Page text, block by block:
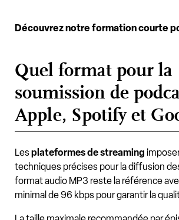
Découvrez notre formation courte
Quel format pour la
soumission de
Apple, Spotify et
Lesplateformes de streaming
techniques précises pour la diffusion
format audio MP3 reste la référence
minimal de 96 kbps pour garantir la